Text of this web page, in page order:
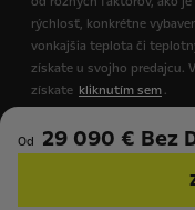
Od 29 090 € Bez
rýchlosť, konkrétne
vonkajšia teplota či
získate u svojho predajcu.
získate kliknutím sem .